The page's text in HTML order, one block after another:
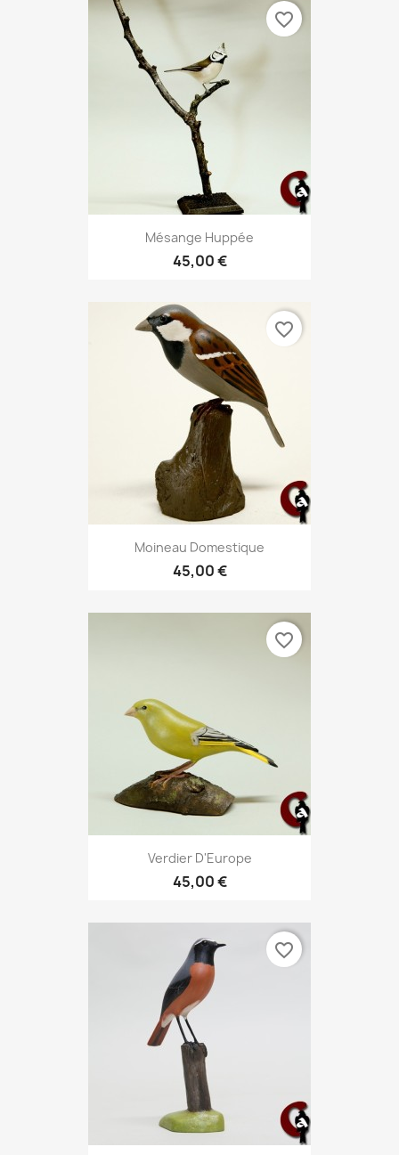
Mésange Huppée
45,00 €
favorite_border
Moineau Domestique
45,00 €
favorite_border
Verdier D'Europe
45,00 €
favorite_border
favorite_border